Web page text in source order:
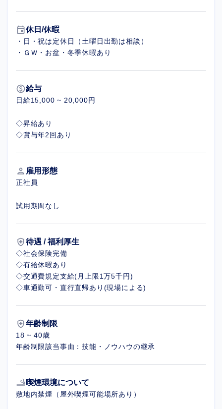
event休日/休暇
・日・祝は定休日（土曜日出勤は相談）
・ＧＷ・お盆・冬季休暇あり
paid給与
日給15,000 ~ 20,000円
◇昇給あり
◇賞与年2回あり
person 雇用形態
正社員
試用期間なし
health_and_safety待遇 / 福利厚生
◇社会保険完備
◇有給休暇あり
◇交通費規定支給(月上限1万5千円)
◇車通勤可・直行直帰あり(現場による)
health_and_safety年齢制限
18 ~ 40歳
年齢制限該当事由：技能・ノウハウの継承
smoking_rooms喫煙環境について
敷地内禁煙（屋外喫煙可能場所あり）